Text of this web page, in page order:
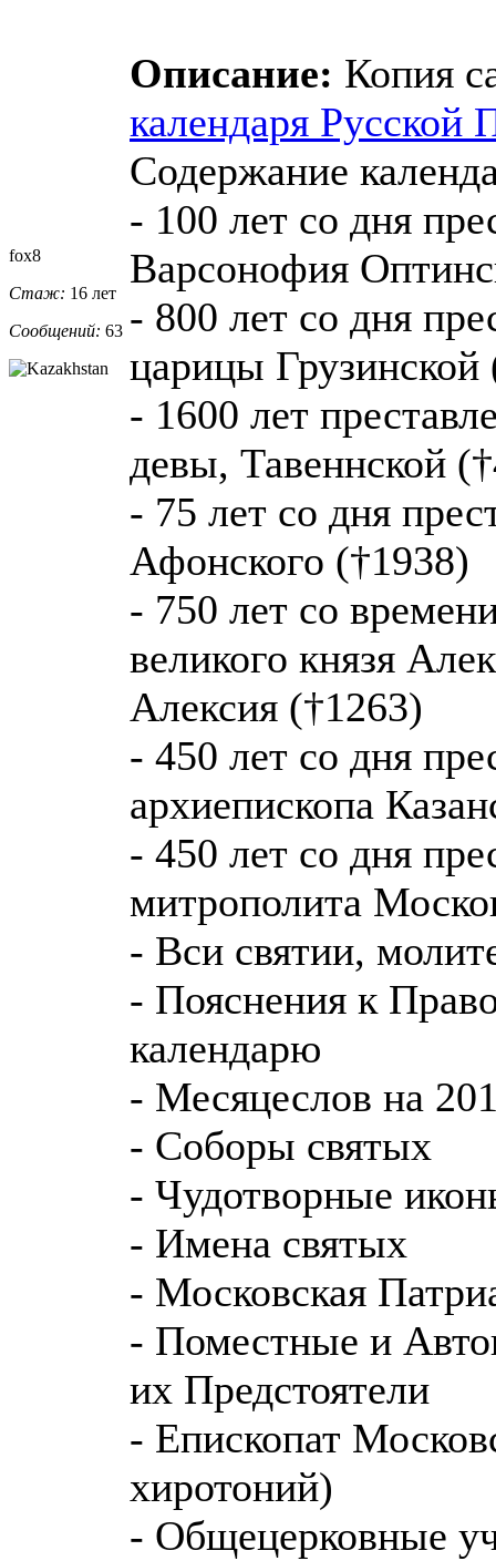
fox8
Стаж: 16 лет
Сообщений: 63
Описание: Копия
календаря Русской
Содержание
- 100 лет со дня
Варсонофия
- 800 лет со дня
царицы Грузинской
- 1600 лет
девы, Тавеннской
- 75 лет со дня
Афонского (†1938)
- 750 лет со
великого князя
Алексия (†1263)
- 450 лет со дня
архиепископа
- 450 лет со дня
митрополита
- Вси святии,
- Пояснения к
календарю
- Месяцеслов на
- Соборы святых
- Чудотворные
- Имена святых
- Московская
- Поместные и
их Предстоятели
- Епископат
хиротоний)
- Общецерковные